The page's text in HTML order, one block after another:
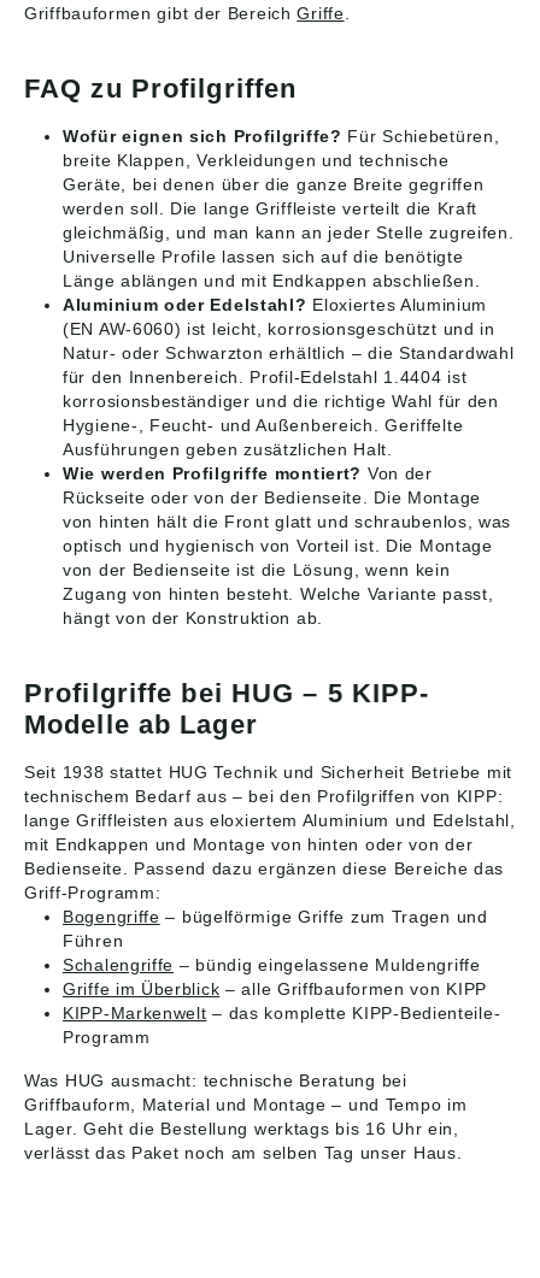
Griffbauformen gibt der BereichGriffe
FAQ zu Profilgriffen
Wofür eignen sich Profilgriffe? Für Schiebetüren,
breite Klappen, Verkleidungen und technische
Geräte, bei denen über die ganze Breite gegriffen
werden soll. Die lange Griffleiste verteilt die Kraft
gleichmäßig, und man kann an jeder Stelle zugreifen.
Universelle Profile lassen sich auf die benötigte
Länge ablängen und mit Endkappen abschließen.
Aluminium oder Edelstahl? Eloxiertes Aluminium
(EN AW-6060) ist leicht, korrosionsgeschützt und in
Natur- oder Schwarzton erhältlich – die Standardwahl
für den Innenbereich. Profil-Edelstahl 1.4404 ist
korrosionsbeständiger und die richtige Wahl für den
Hygiene-, Feucht- und Außenbereich. Geriffelte
Ausführungen geben zusätzlichen Halt.
Wie werden Profilgriffe montiert? Von der
Rückseite oder von der Bedienseite. Die Montage
von hinten hält die Front glatt und schraubenlos, was
optisch und hygienisch von Vorteil ist. Die Montage
von der Bedienseite ist die Lösung, wenn kein
Zugang von hinten besteht. Welche Variante passt,
hängt von der Konstruktion ab.
Profilgriffe bei HUG – 5 KIPP-
Modelle ab Lager
Seit 1938 stattet HUG Technik und Sicherheit Betriebe mit
technischem Bedarf aus – bei den Profilgriffen von KIPP:
lange Griffleisten aus eloxiertem Aluminium und Edelstahl,
mit Endkappen und Montage von hinten oder von der
Bedienseite. Passend dazu ergänzen diese Bereiche das
Griff-Programm:
Bogengriffe – bügelförmige Griffe zum Tragen und
Führen
Schalengriffe – bündig eingelassene Muldengriffe
Griffe im Überblick – alle Griffbauformen von KIPP
KIPP-Markenwelt – das komplette KIPP-Bedienteile-
Programm
Was HUG ausmacht: technische Beratung bei
Griffbauform, Material und Montage – und Tempo im
Lager. Geht die Bestellung werktags bis 16 Uhr ein,
verlässt das Paket noch am selben Tag unser Haus.